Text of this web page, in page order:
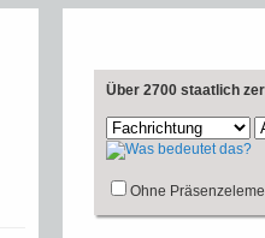
Über 2700 staatlich
Ohne